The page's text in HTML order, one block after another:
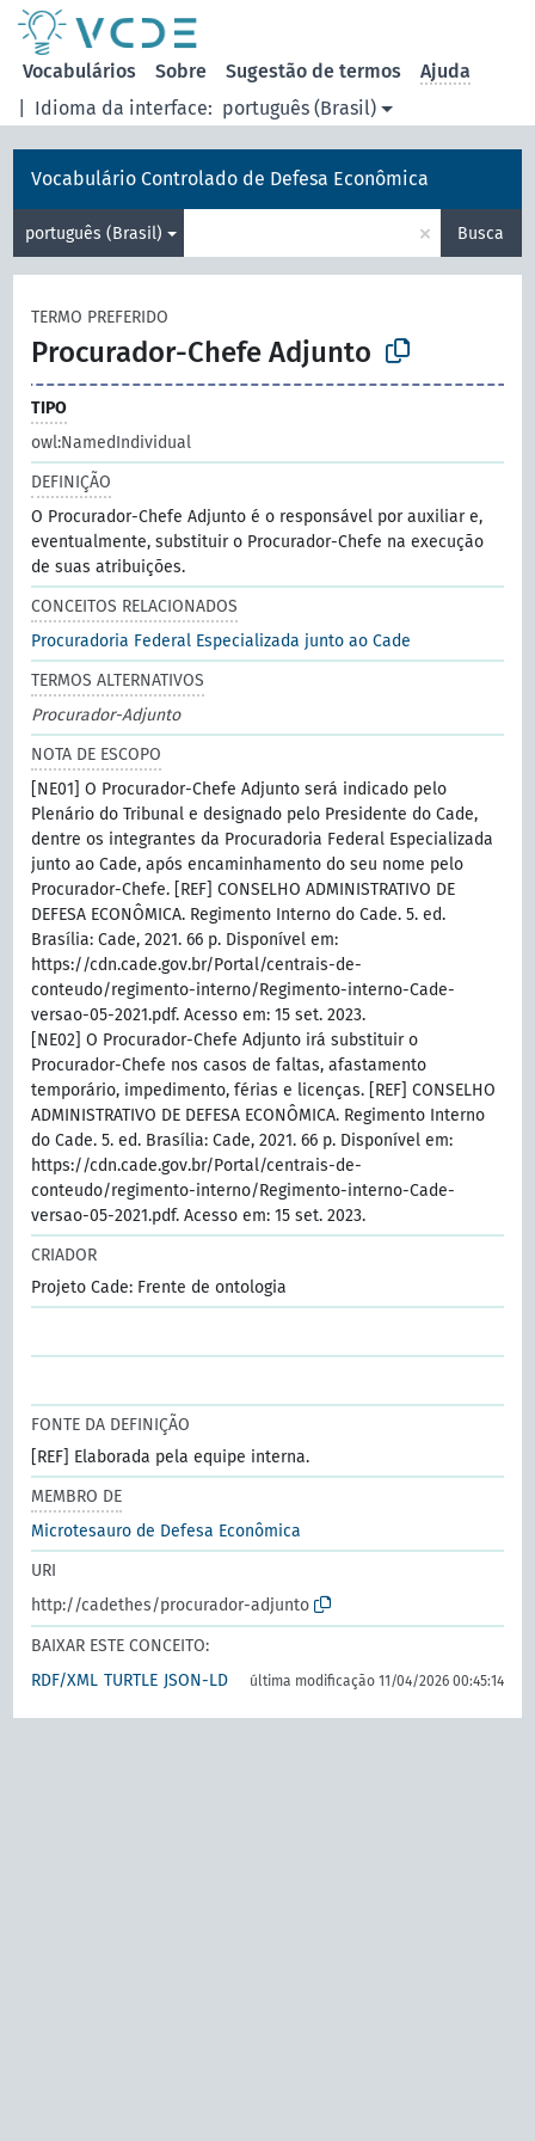
principal
Idioma da interface: português (Brasil)
Vocabulários Sobre Sugestão de termos Ajuda
Vocabulário Controlado de Defesa Econômica
português (Brasil) × Busca
TERMO PREFERIDO
Procurador-Chefe Adjunto
TIPO
owl:NamedIndividual
DEFINIÇÃO
O Procurador-Chefe Adjunto é o responsável por auxiliar e,
eventualmente, substituir o Procurador-Chefe na execução
de suas atribuições.
CONCEITOS RELACIONADOS
Procuradoria Federal Especializada junto ao Cade
TERMOS ALTERNATIVOS
Procurador-Adjunto
NOTA DE ESCOPO
[NE01] O Procurador-Chefe Adjunto será indicado pelo
Plenário do Tribunal e designado pelo Presidente do Cade,
dentre os integrantes da Procuradoria Federal Especializada
junto ao Cade, após encaminhamento do seu nome pelo
Procurador-Chefe. [REF] CONSELHO ADMINISTRATIVO DE
DEFESA ECONÔMICA. Regimento Interno do Cade. 5. ed.
Brasília: Cade, 2021. 66 p. Disponível em:
https://cdn.cade.gov.br/Portal/centrais-de-
conteudo/regimento-interno/Regimento-interno-Cade-
versao-05-2021.pdf. Acesso em: 15 set. 2023.
[NE02] O Procurador-Chefe Adjunto irá substituir o
Procurador-Chefe nos casos de faltas, afastamento
temporário, impedimento, férias e licenças. [REF] CONSELHO
ADMINISTRATIVO DE DEFESA ECONÔMICA. Regimento Interno
do Cade. 5. ed. Brasília: Cade, 2021. 66 p. Disponível em:
https://cdn.cade.gov.br/Portal/centrais-de-
conteudo/regimento-interno/Regimento-interno-Cade-
versao-05-2021.pdf. Acesso em: 15 set. 2023.
CRIADOR
Projeto Cade: Frente de ontologia
FONTE DA DEFINIÇÃO
[REF] Elaborada pela equipe interna.
MEMBRO DE
Microtesauro de Defesa Econômica
URI
http://cadethes/procurador-adjunto
BAIXAR ESTE CONCEITO:
RDF/XML TURTLE JSON-LD última modificação 11/04/2026 00:45:14